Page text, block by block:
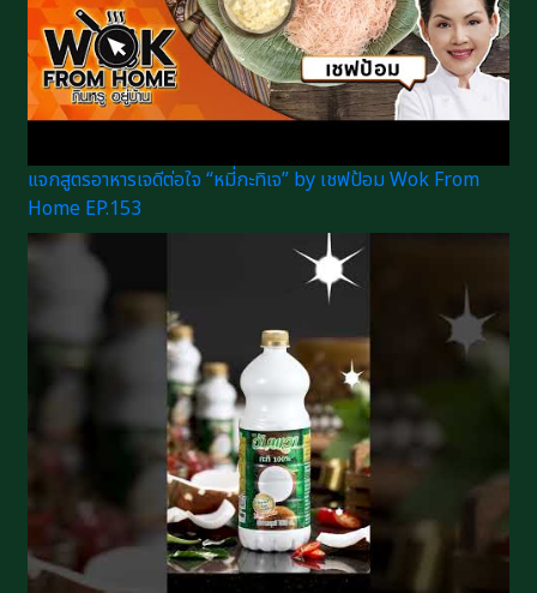
แจกสูตรอาหารเจดีต่อใจ “หมี่กะทิเจ” by เชฟป้อม Wok From
Home EP.153